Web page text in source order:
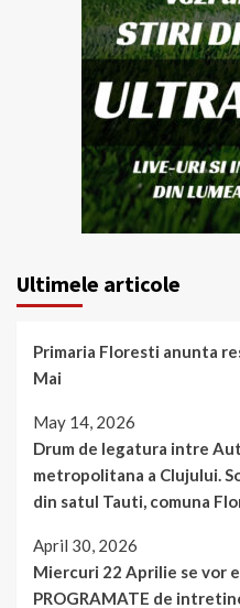
Ultimele articole
Primaria Floresti anunta
Mai
May 14, 2026
Drum de legatura intre
metropolitana a Clujului.
din satul Tauti, comuna
April 30, 2026
Miercuri 22 Aprilie se vor
PROGRAMATE de